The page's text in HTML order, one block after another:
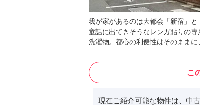
我が家があるのは大都会「新宿」
童話に出てきそうなレンガ貼りの
洗濯物。都心の利便性はそのままに
こ
現在ご紹介可能な物件は、中